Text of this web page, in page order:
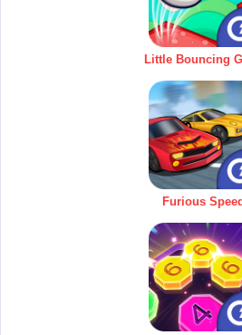
Little Bouncing
Furious